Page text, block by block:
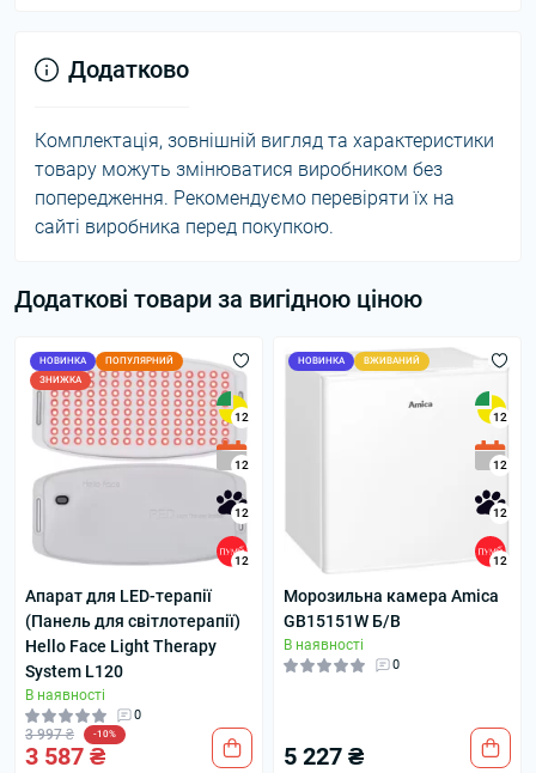
Додатково
Комплектація, зовнішній вигляд та характеристики
товару можуть змінюватися виробником без
попередження. Рекомендуємо перевіряти їх на
сайті виробника перед покупкою.
Додаткові товари за вигідною ціною
НОВИНКА
ПОПУЛЯРНИЙ
ЗНИЖКА
12
12
12
12
Апарат для LED-терапії
(Панель для світлотерапії)
Hello Face Light Therapy
System L120
В наявності
0
3 997 ₴ -10%
3 587 ₴
НОВИНКА ВЖИВАНИЙ
12
12
12
12
Морозильна камера Amica
GB15151W Б/В
В наявності
0
5 227 ₴